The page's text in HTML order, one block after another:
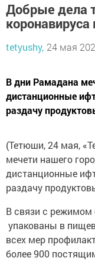
Добрые дела
tetyushy, 24 мая
В дни Рамадана
дистанционные
раздачу
(Тетюши, 24 мая,
мечети нашего
дистанционные
раздачу
В связи с
упакованы в
всех мер
более 900